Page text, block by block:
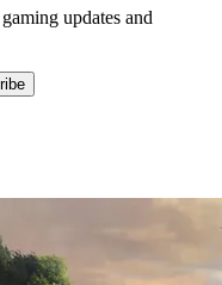
updates and